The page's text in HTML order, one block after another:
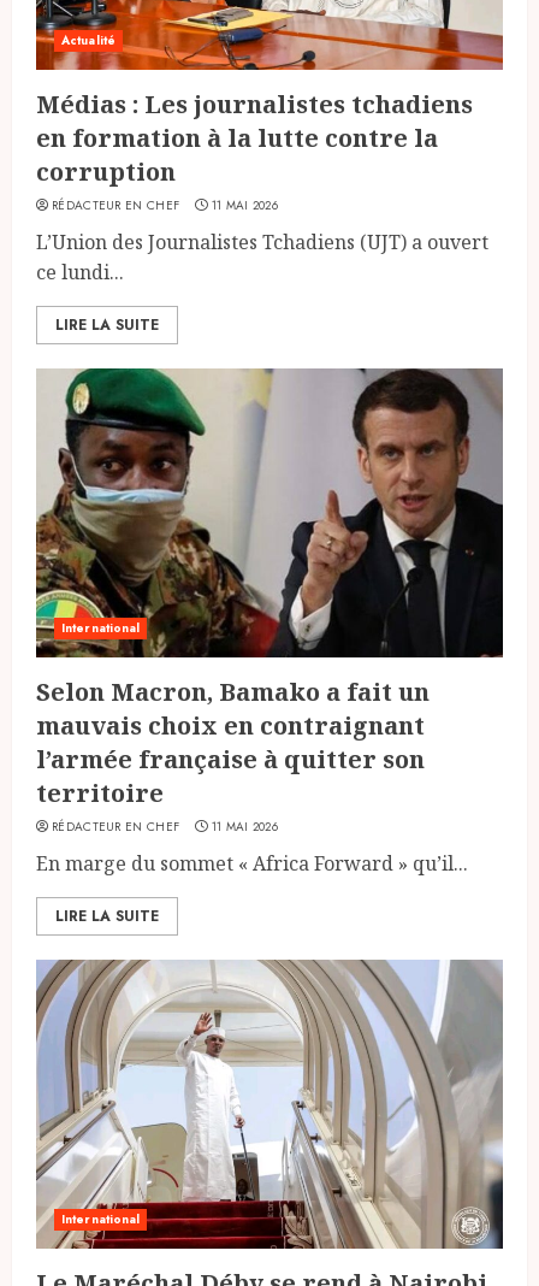
Actualité
Médias : Les journalistes tchadiens
en formation à la lutte contre la
corruption
RÉDACTEUR EN CHEF 11 MAI 2026
L’Union des Journalistes Tchadiens (UJT) a ouvert
ce lundi...
LIRE LA SUITE
International
Selon Macron, Bamako a fait un
mauvais choix en contraignant
l’armée française à quitter son
territoire
RÉDACTEUR EN CHEF 11 MAI 2026
En marge du sommet « Africa Forward » qu’il...
LIRE LA SUITE
International